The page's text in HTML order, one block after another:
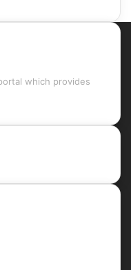
which provides